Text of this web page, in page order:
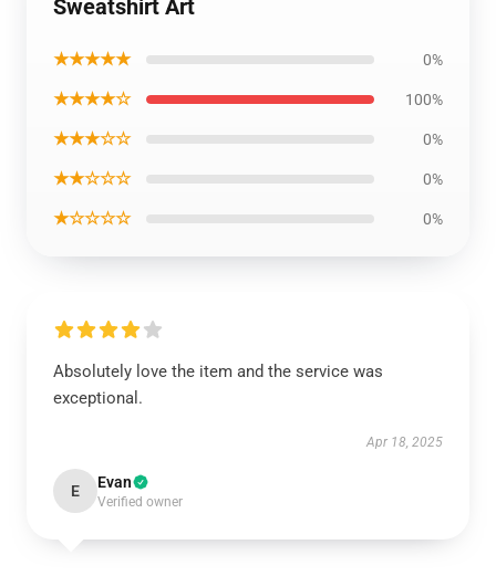
Sweatshirt Art
★★★★★ 0%
★★★★☆ 100%
★★★☆☆ 0%
★★☆☆☆ 0%
★☆☆☆☆ 0%
Absolutely love the item and the service was
exceptional.
Apr 18, 2025
E Evan
Verified owner